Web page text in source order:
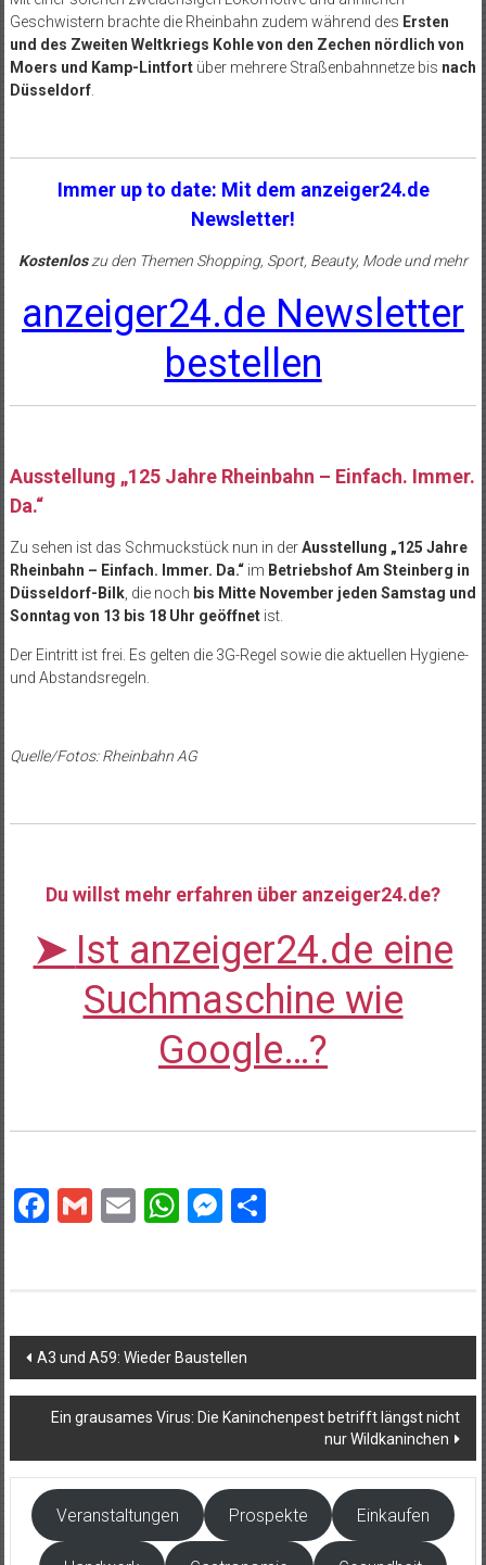
Geschwistern brachte die Rheinbahn zudem während des Ersten
und des Zweiten Weltkriegs Kohle von den Zechen nördlich von
Moers und Kamp-Lintfortüber mehrere Straßenbahnnetze bis nach
Düsseldorf.
Immer up to date: Mit dem anzeiger24.de
Newsletter!
Kostenloszu den Themen Shopping, Sport, Beauty, Mode und mehr
anzeiger24.de Newsletter
bestellen
Ausstellung „125 Jahre Rheinbahn – Einfach. Immer.
Da.“
Zu sehen ist das Schmuckstück nun in derAusstellung „125 Jahre
Rheinbahn – Einfach. Immer. Da.“im Betriebshof Am Steinberg in
Düsseldorf-Bilk, die noch bis Mitte November jeden Samstag und
Sonntag von 13 bis 18 Uhr geöffnetist.
Der Eintritt ist frei. Es gelten die 3G-Regel sowie die aktuellen Hygiene-
und Abstandsregeln.
Quelle/Fotos: Rheinbahn AG
Du willst mehr erfahren über anzeiger24.de?
➤ Ist anzeiger24.de eine
Suchmaschine wie
Google…?
Facebook
GmailEmailWhatsApp
Messenger
Beitragsnavigation
A3 und A59: Wieder Baustellen
Ein grausames Virus: Die Kaninchenpest betrifft längst nicht
nur Wildkaninchen
Veranstaltungen Prospekte Einkaufen